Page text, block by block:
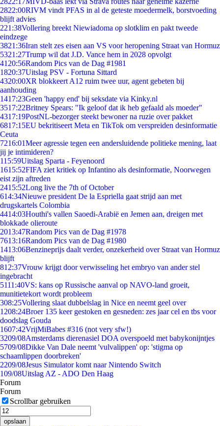
2822:00RIVM vindt PFAS in al de geteste moedermelk, borstvoeding
blijft advies
221:38Vollering breekt Niewiadoma op slotklim en pakt tweede
eindzege
3821:36Iran stelt zes eisen aan VS voor heropening Straat van Hormuz
5321:27Trump wil dat J.D. Vance hem in 2028 opvolgt
41 20:56Random Pics van de Dag #1981
1820:37Uitslag PSV - Fortuna Sittard
4320:00XR blokkeert A12 ruim twee uur, agent gebeten bij
aanhouding
1417:23Geen 'happy end' bij seksdate via Kinky.nl
3517:22Britney Spears: "Ik geloof dat ik heb gefaald als moeder"
4317:19PostNL-bezorger steekt bewoner na ruzie over pakket
6817:15EU bekritiseert Meta en TikTok om verspreiden desinformatie
Ceuta
7216:01Meer agressie tegen een andersluidende politieke mening, laat
jij je intimideren?
115:59Uitslag Sparta - Feyenoord
1615:52FIFA ziet kritiek op Infantino als desinformatie, Noorwegen
eist zijn aftreden
2415:52Long live the 7th of October
614:34Nieuwe president De la Espriella gaat strijd aan met
drugskartels Colombia
4414:03Houthi's vallen Saoedi-Arabië en Jemen aan, dreigen met
blokkade olieroute
2013:47Random Pics van de Dag #1978
7613:16Random Pics van de Dag #1980
1413:06Benzineprijs daalt verder, onzekerheid over Straat van Hormuz
blijft
812:37Vrouw krijgt door verwisseling het embryo van ander stel
ingebracht
5111:40VS: kans op Russische aanval op NAVO-land groeit,
munitietekort wordt probleem
308:25Vollering slaat dubbelslag in Nice en neemt geel over
1208:24Broer 135 keer gestoken en gesneden: zes jaar cel en tbs voor
doodslag Gouda
1607:42VrijMiBabes #316 (not very sfw!)
3209/08Amsterdams dierenasiel DOA overspoeld met babykonijntjes
5709/08Dikke Van Dale neemt 'vulvalippen' op: 'stigma op
schaamlippen doorbreken'
2209/08Jesus Simulator komt naar Nintendo Switch
109/08Uitslag AZ - ADO Den Haag
Forum
Forum
Scrollbar gebruiken
opslaan